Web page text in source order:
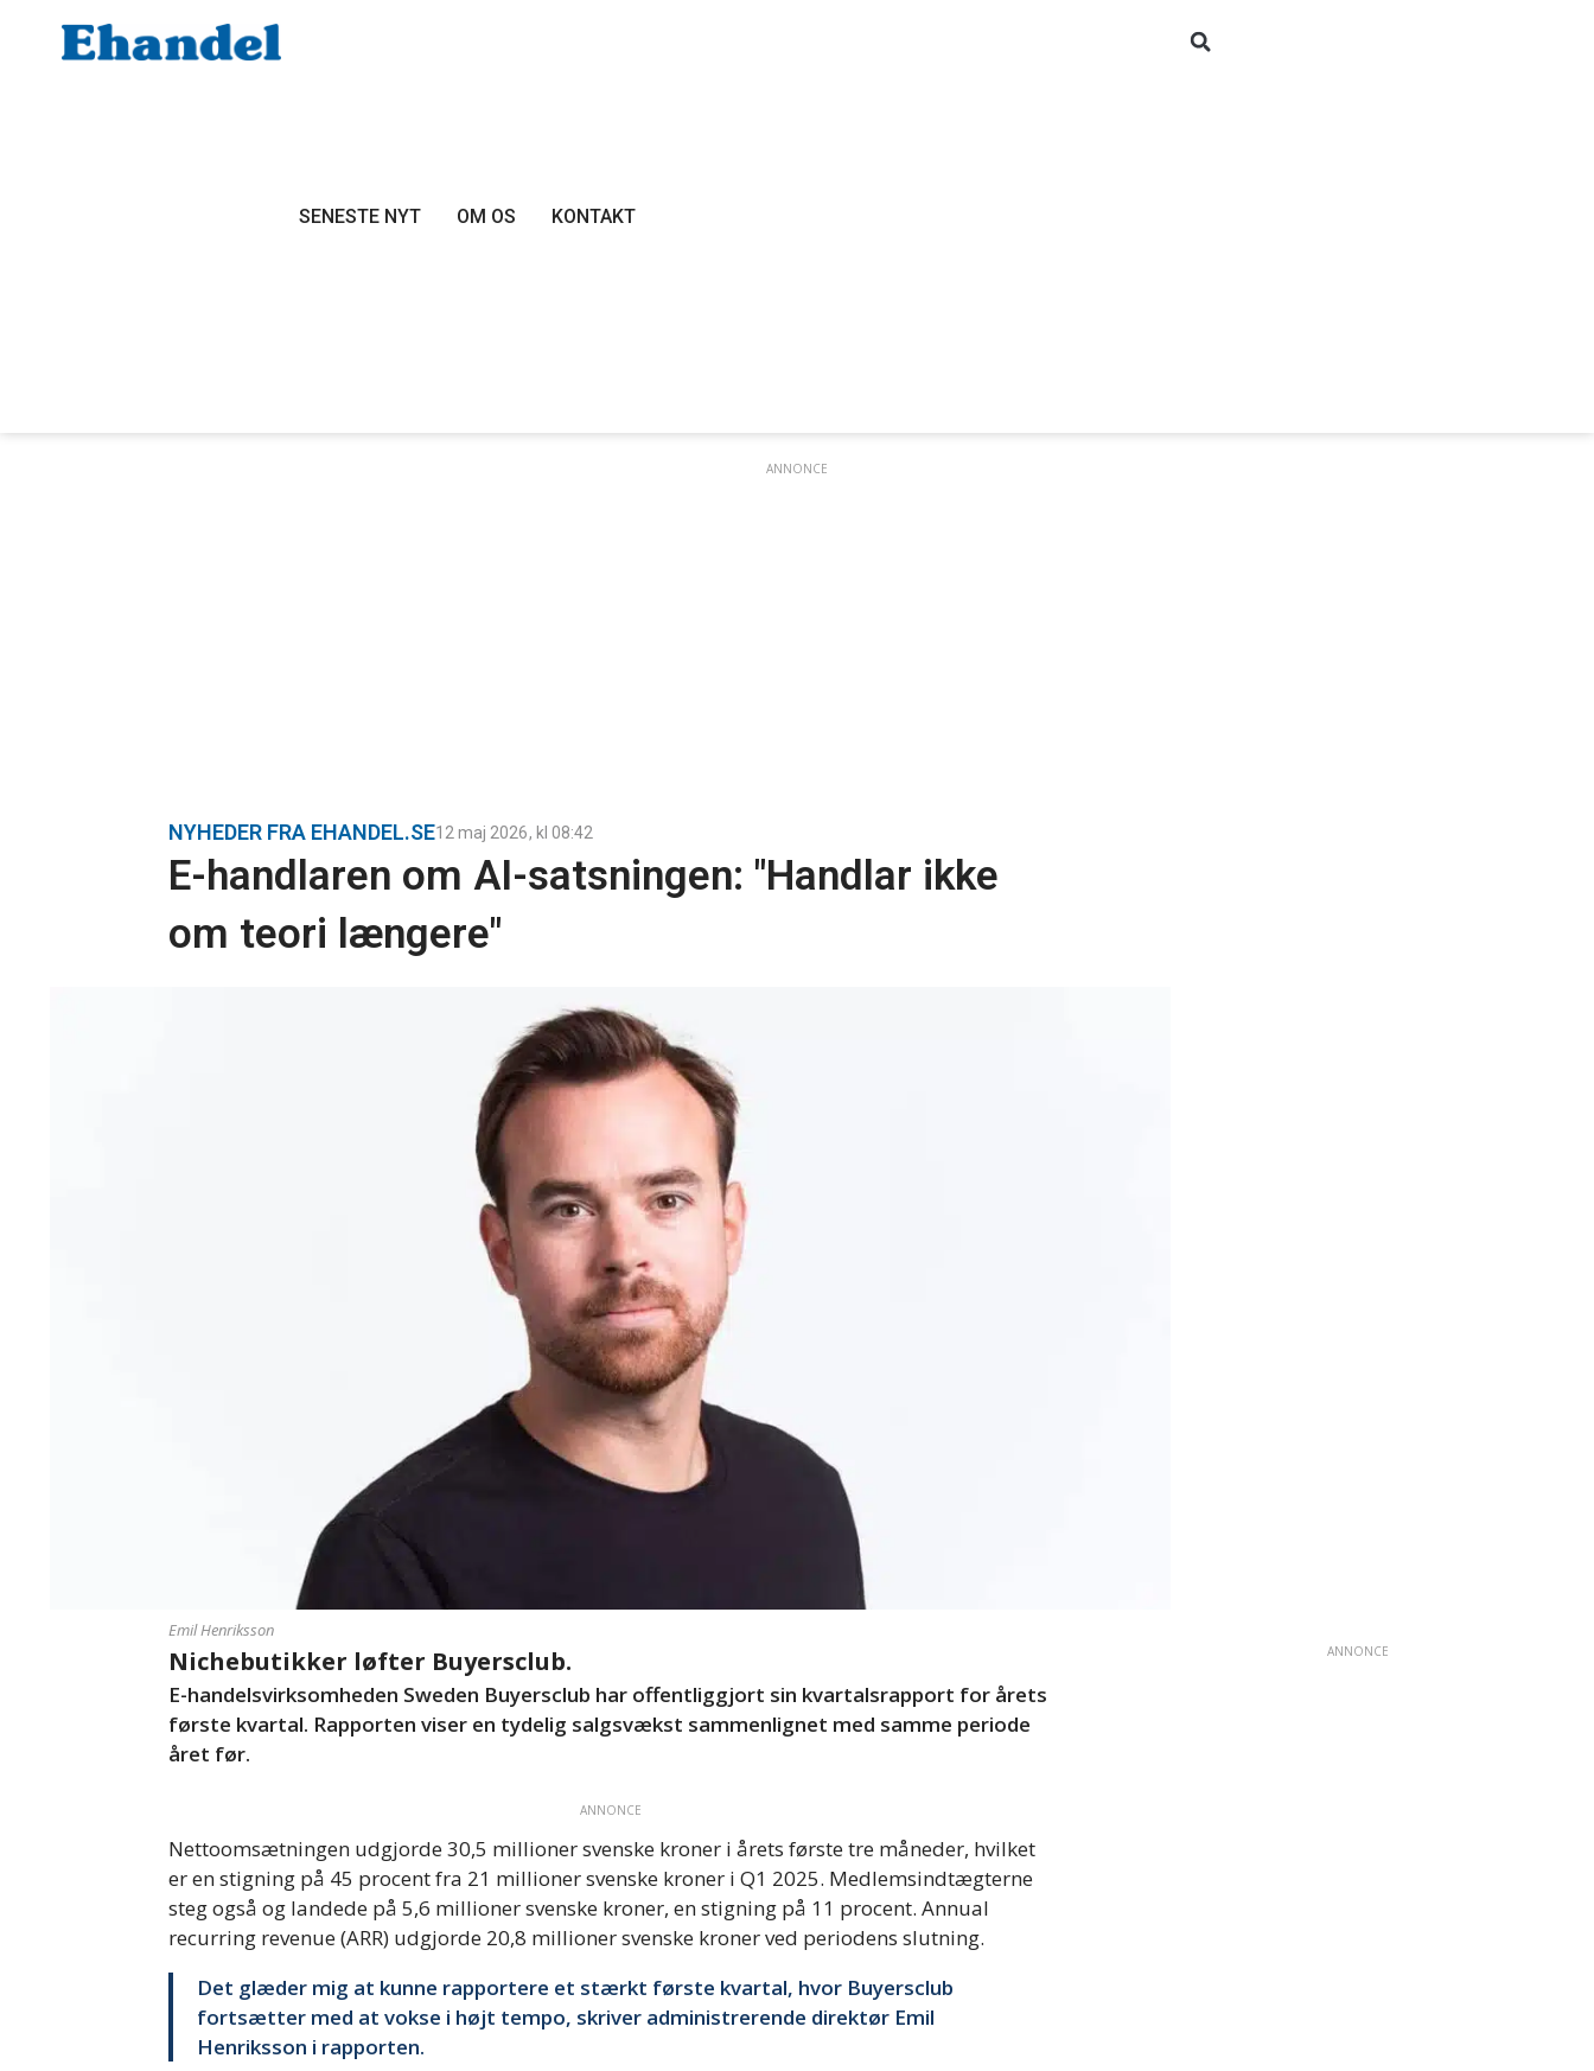
SENESTE NYT OM OS KONTAKT
ANNONCE
NYHEDER FRA EHANDEL.SE12 maj 2026, kl 08:42
E-handlaren om AI-satsningen: "Handlar ikke
om teori længere"
Emil Henriksson
Nichebutikker løfter Buyersclub.
E-handelsvirksomheden Sweden Buyersclub har offentliggjort sin kvartalsrapport for årets
første kvartal. Rapporten viser en tydelig salgsvækst sammenlignet med samme periode
året før.
ANNONCE
Nettoomsætningen udgjorde 30,5 millioner svenske kroner i årets første tre måneder, hvilket
er en stigning på 45 procent fra 21 millioner svenske kroner i Q1 2025. Medlemsindtægterne
steg også og landede på 5,6 millioner svenske kroner, en stigning på 11 procent. Annual
recurring revenue (ARR) udgjorde 20,8 millioner svenske kroner ved periodens slutning.
Det glæder mig at kunne rapportere et stærkt første kvartal, hvor Buyersclub
fortsætter med at vokse i højt tempo, skriver administrerende direktør Emil
Henriksson i rapporten.
ANNONCE